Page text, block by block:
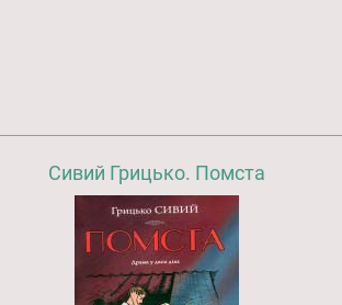
Сивий Грицько. Помста